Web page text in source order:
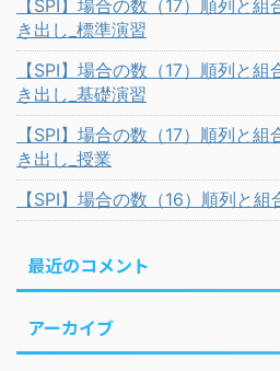
【SPI】場合の数（17）順列と
き出し_標準演習
【SPI】場合の数（17）順列と
き出し_基礎演習
【SPI】場合の数（17）順列と
き出し_授業
【SPI】場合の数（16）順列と
最近のコメント
アーカイブ